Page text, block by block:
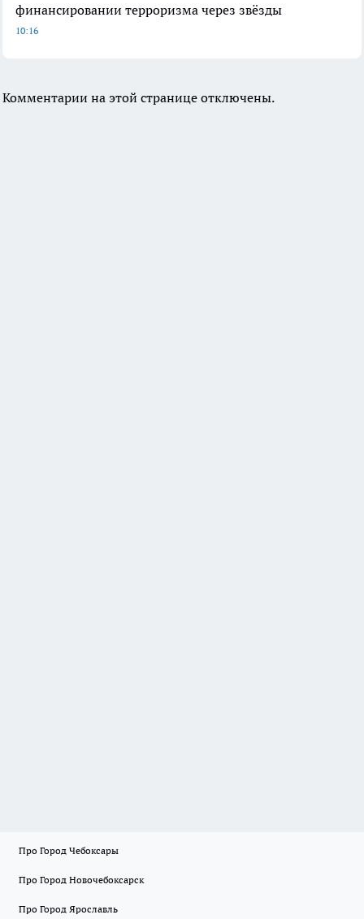
финансировании терроризма через звёзды
10:16
Комментарии на этой странице отключены.
Про Город Чебоксары
Про Город Новочебоксарск
Про Город Ярославль